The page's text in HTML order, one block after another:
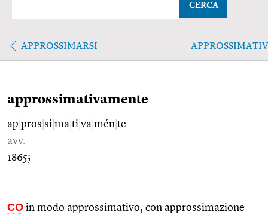
CERCA
APPROSSIMARSI
approssimativamente
ap pros si ma ti va mén te
avv.
1865;
CO in modo approssimativo, con approssimazione